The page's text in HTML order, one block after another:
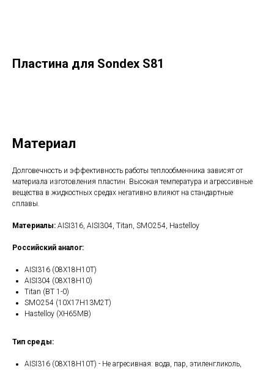
Пластина для Sondex S81
Материал
Долговечность и эффективность работы теплообменника зависят от
материала изготовления пластин. Высокая температура и агрессивные
вещества в жидкостных средах негативно влияют на стандартные
сплавы.
Материалы: AISI316, AISI304, Titan, SMO254, Hastelloy
Российский аналог:
AISI316 (08Х18Н10Т)
AISI304 (08Х18Н10)
Titan (ВТ 1-0)
SMO254 (10Х17Н13М2Т)
Hastelloy (ХН65МВ)
Тип среды:
AISI316 (08Х18Н10Т) - Не агресивная: вода, пар, этиленгликоль,